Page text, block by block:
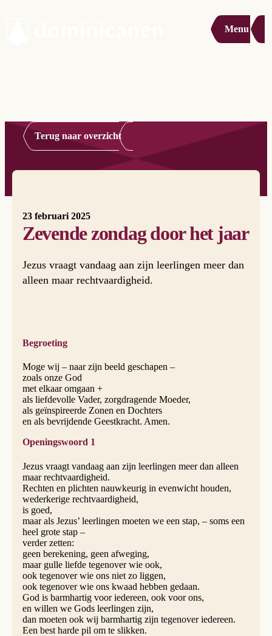
Menu
Terug naar overzicht
23 februari 2025
Zevende zondag door het jaar
Jezus vraagt vandaag aan zijn leerlingen meer dan
alleen maar rechtvaardigheid.
Begroeting
Moge wij – naar zijn beeld geschapen –
zoals onze God
met elkaar omgaan +
als liefdevolle Vader, zorgdragende Moeder,
als geïnspireerde Zonen en Dochters
en als bevrijdende Geestkracht. Amen.
Openingswoord 1
Jezus vraagt vandaag aan zijn leerlingen meer dan alleen
maar rechtvaardigheid.
Rechten en plichten nauwkeurig in evenwicht houden,
wederkerige rechtvaardigheid,
is goed,
maar als Jezus’ leerlingen moeten we een stap, – soms een
heel grote stap –
verder zetten:
geen berekening, geen afweging,
maar gulle liefde tegenover wie ook,
ook tegenover wie ons niet zo liggen,
ook tegenover wie ons kwaad hebben gedaan.
God is barmhartig voor iedereen, ook voor ons,
en willen we Gods leerlingen zijn,
dan moeten ook wij barmhartig zijn tegenover iedereen.
Een best harde pil om te slikken.